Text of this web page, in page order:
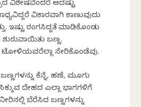
ವಿಶೇಷವೆಂದರೆ ಆದಷ್ಟು
ವಿಕಾರವಾಗಿ ಕಾಣುವುದು
ಇಷ್ಟು ರಂಗಸಿದ್ಧತೆ ಮಾಡಿಕೊಂಡು
ಬಣ್ಣ.
ಸೇರಿಕೊಂಡೆವು.
ಕೆನ್ನೆ, ಹಣೆ, ಮೂಗು
ದೇಹದ ಎಲ್ಲಾ ಭಾಗಗಳಿಗೆ
ಬೆರೆಸಿದ ಬಣ್ಣಗಳನ್ನು